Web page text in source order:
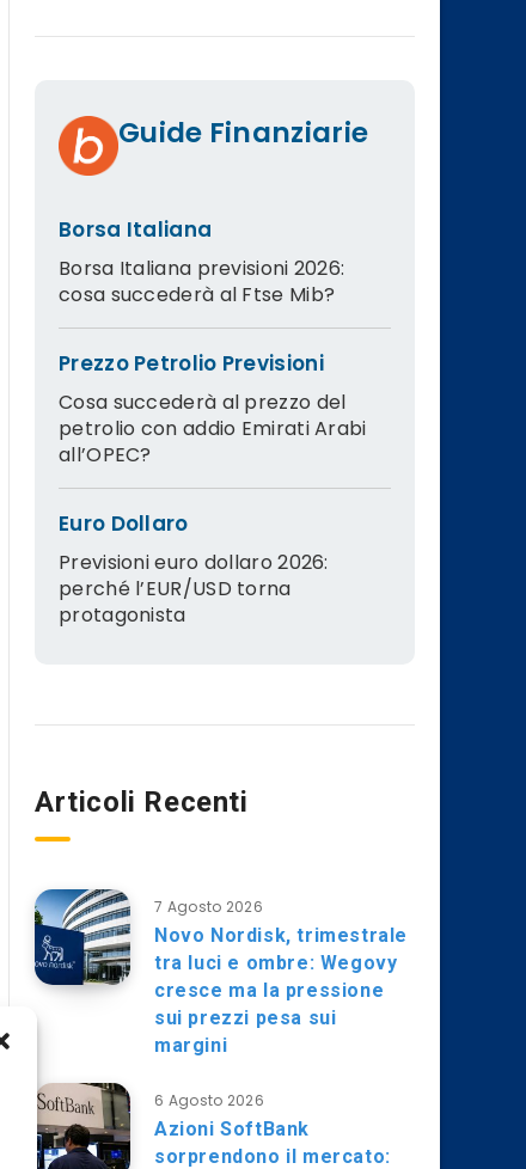
Guide Finanziarie
Borsa Italiana
Borsa Italiana previsioni 2026:
cosa succederà al Ftse Mib?
Prezzo Petrolio Previsioni
Cosa succederà al prezzo del
petrolio con addio Emirati Arabi
all’OPEC?
Euro Dollaro
Previsioni euro dollaro 2026:
perché l’EUR/USD torna
protagonista
Articoli Recenti
7 Agosto 2026
Novo Nordisk, trimestrale
tra luci e ombre: Wegovy
cresce ma la pressione
sui prezzi pesa sui
margini
6 Agosto 2026
Azioni SoftBank
sorprendono il mercato: